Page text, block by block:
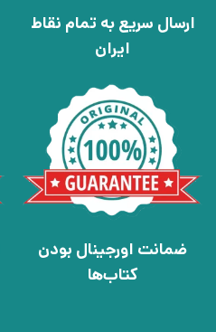
ارسال سریع به تمام نقاط
ایران
ضمانت اورجینال بودن
کتاب‌ها